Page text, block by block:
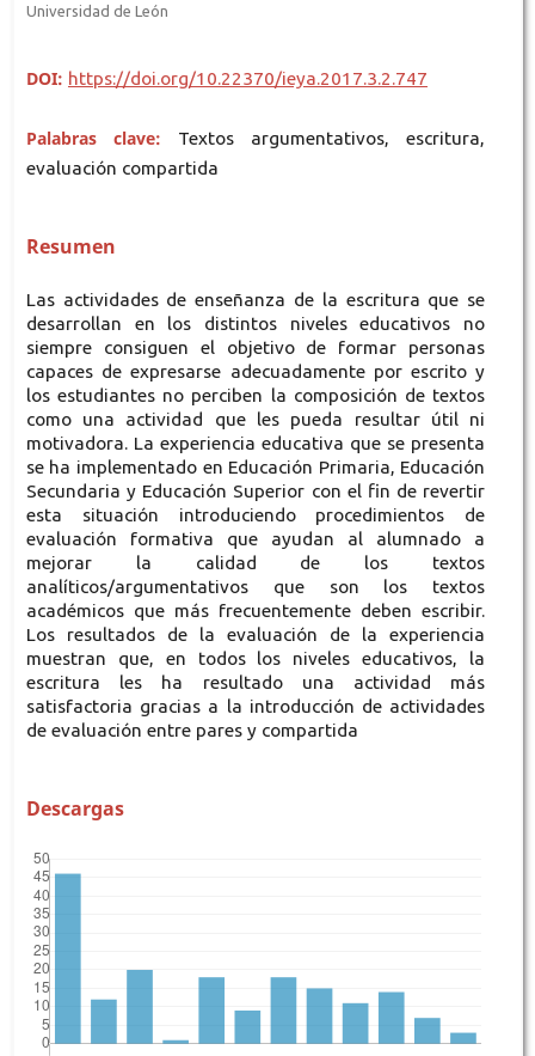
Universidad de León
DOI: https://doi.org/10.22370/ieya.2017.3.2.747
Palabras clave:
Textos argumentativos, escritura,
evaluación compartida
Resumen
Las actividades de enseñanza de la escritura que se
desarrollan en los distintos niveles educativos no
siempre consiguen el objetivo de formar personas
capaces de expresarse adecuadamente por escrito y
los estudiantes no perciben la composición de textos
como una actividad que les pueda resultar útil ni
motivadora. La experiencia educativa que se presenta
se ha implementado en Educación Primaria, Educación
Secundaria y Educación Superior con el fin de revertir
esta situación introduciendo procedimientos de
evaluación formativa que ayudan al alumnado a
mejorar la calidad de los textos
analíticos/argumentativos que son los textos
académicos que más frecuentemente deben escribir.
Los resultados de la evaluación de la experiencia
muestran que, en todos los niveles educativos, la
escritura les ha resultado una actividad más
satisfactoria gracias a la introducción de actividades
de evaluación entre pares y compartida
Descargas